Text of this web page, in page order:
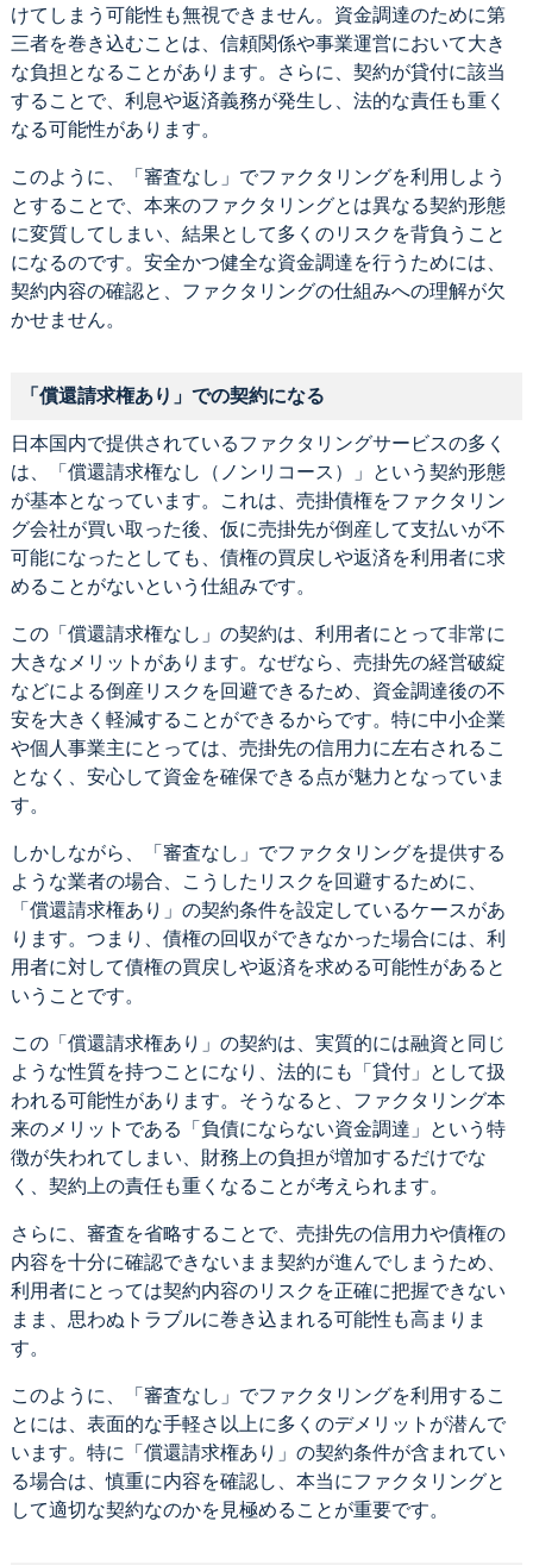
けてしまう可能性も無視できません。資金調達のために第
三者を巻き込むことは、信頼関係や事業運営において大き
な負担となることがあります。さらに、契約が貸付に該当
することで、利息や返済義務が発生し、法的な責任も重く
なる可能性があります。
このように、「審査なし」でファクタリングを利用しよう
とすることで、本来のファクタリングとは異なる契約形態
に変質してしまい、結果として多くのリスクを背負うこと
になるのです。安全かつ健全な資金調達を行うためには、
契約内容の確認と、ファクタリングの仕組みへの理解が欠
かせません。
「償還請求権あり」での契約になる
日本国内で提供されているファクタリングサービスの多く
は、「償還請求権なし（ノンリコース）」という契約形態
が基本となっています。これは、売掛債権をファクタリン
グ会社が買い取った後、仮に売掛先が倒産して支払いが不
可能になったとしても、債権の買戻しや返済を利用者に求
めることがないという仕組みです。
この「償還請求権なし」の契約は、利用者にとって非常に
大きなメリットがあります。なぜなら、売掛先の経営破綻
などによる倒産リスクを回避できるため、資金調達後の不
安を大きく軽減することができるからです。特に中小企業
や個人事業主にとっては、売掛先の信用力に左右されるこ
となく、安心して資金を確保できる点が魅力となっていま
す。
しかしながら、「審査なし」でファクタリングを提供する
ような業者の場合、こうしたリスクを回避するために、
「償還請求権あり」の契約条件を設定しているケースがあ
ります。つまり、債権の回収ができなかった場合には、利
用者に対して債権の買戻しや返済を求める可能性があると
いうことです。
この「償還請求権あり」の契約は、実質的には融資と同じ
ような性質を持つことになり、法的にも「貸付」として扱
われる可能性があります。そうなると、ファクタリング本
来のメリットである「負債にならない資金調達」という特
徴が失われてしまい、財務上の負担が増加するだけでな
く、契約上の責任も重くなることが考えられます。
さらに、審査を省略することで、売掛先の信用力や債権の
内容を十分に確認できないまま契約が進んでしまうため、
利用者にとっては契約内容のリスクを正確に把握できない
まま、思わぬトラブルに巻き込まれる可能性も高まりま
す。
このように、「審査なし」でファクタリングを利用するこ
とには、表面的な手軽さ以上に多くのデメリットが潜んで
います。特に「償還請求権あり」の契約条件が含まれてい
る場合は、慎重に内容を確認し、本当にファクタリングと
して適切な契約なのかを見極めることが重要です。